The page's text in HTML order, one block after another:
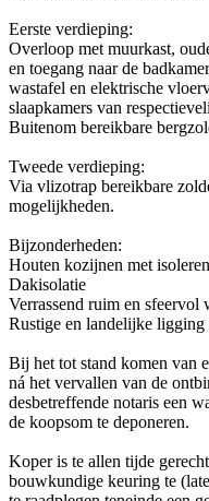
Eerste verdieping:
Overloop met muurkast,
en toegang naar de
wastafel en elektrische
slaapkamers van
Buitenom bereikbare
Tweede verdieping:
Via vlizotrap bereikbare
mogelijkheden.
Bijzonderheden:
Houten kozijnen met
Dakisolatie
Verrassend ruim en sfeervol
Rustige en landelijke
Bij het tot stand komen van
ná het vervallen van de
desbetreffende notaris een
de koopsom te deponeren.
Koper is te allen tijde
bouwkundige keuring te